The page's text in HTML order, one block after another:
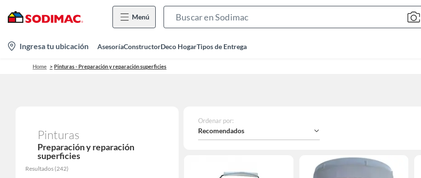
Menú
Bar
location-
icon
Ingresa tu ubicación AsesoríaConstructorDeco HogarTipos de Entrega
Home Pinturas - Preparación y reparación superficies
Pinturas
Preparación y reparación
superficies
Resultados (242)
Ordenar por:
Recomendados